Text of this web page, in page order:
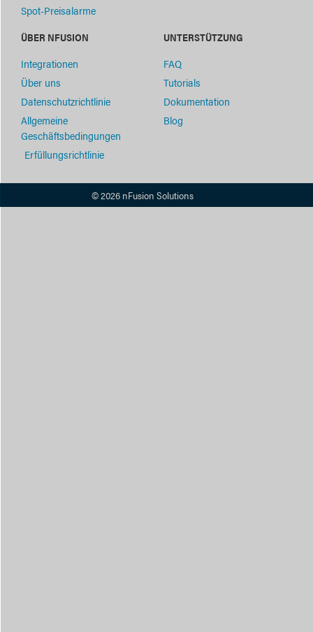
Spot-Preisalarme
ÜBER NFUSION
Integrationen
Über uns
Datenschutzrichtlinie
Allgemeine
Geschäftsbedingungen
Erfüllungsrichtlinie
UNTERSTÜTZUNG
FAQ
Tutorials
Dokumentation
Blog
© 2026 nFusion Solutions